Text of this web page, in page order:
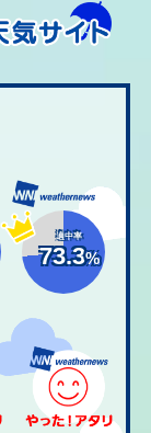
適中率
73.3%